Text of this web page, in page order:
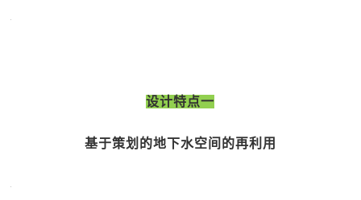
设计特点一
基于策划的地下水空间的再利用